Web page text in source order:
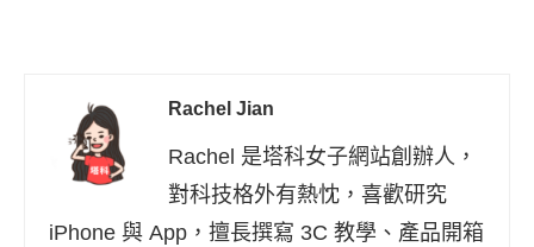
Rachel Jian
Rachel 是塔科女子網站創辦人，
對科技格外有熱忱，喜歡研究
iPhone 與 App，擅長撰寫 3C 教學、產品開箱